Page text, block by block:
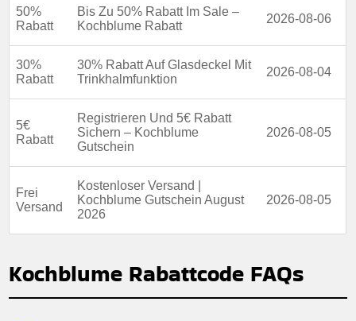
50%
Rabatt
Bis Zu 50% Rabatt Im Sale –
Kochblume Rabatt
2026-08-06
30%
Rabatt
30% Rabatt Auf Glasdeckel Mit
Trinkhalmfunktion
2026-08-04
5€
Rabatt
Registrieren Und 5€ Rabatt
Sichern – Kochblume
Gutschein
2026-08-05
Frei
Versand
Kostenloser Versand |
Kochblume Gutschein August
2026
2026-08-05
Kochblume Rabattcode FAQs